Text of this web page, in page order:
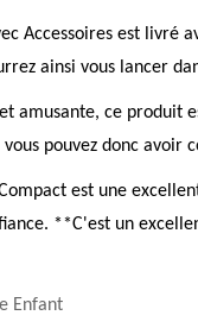
Accessoires est
ainsi vous lancer
ce produit
pouvez donc
est une
**C'est un
Enfant